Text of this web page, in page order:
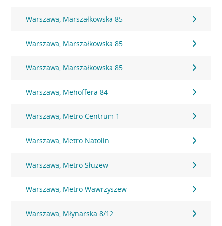
Warszawa, Marszałkowska 85
Warszawa, Marszałkowska 85
Warszawa, Marszałkowska 85
Warszawa, Mehoffera 84
Warszawa, Metro Centrum 1
Warszawa, Metro Natolin
Warszawa, Metro Służew
Warszawa, Metro Wawrzyszew
Warszawa, Młynarska 8/12